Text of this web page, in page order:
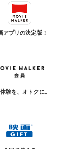
アプリの決定版！
験を、オトクに。